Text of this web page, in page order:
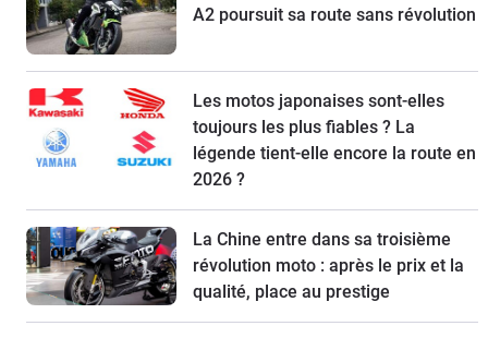
A2 poursuit sa route sans révolution
Les motos japonaises sont-elles
toujours les plus fiables ? La
légende tient-elle encore la route en
2026 ?
La Chine entre dans sa troisième
révolution moto : après le prix et la
qualité, place au prestige